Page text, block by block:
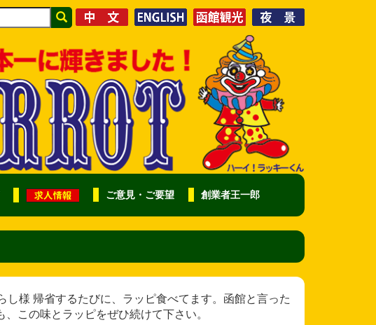
ご意見・ご要望 創業者王一郎
様 帰省するたびに、ラッピ食べてます。函館と言った
この味とラッピをぜひ続けて下さい。